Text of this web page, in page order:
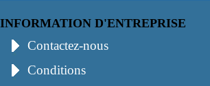
INFORMATION D'ENTREPRISE
Contactez-nous
Conditions